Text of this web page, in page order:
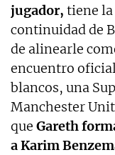
jugador, tiene
continuidad de
de alinearle
encuentro
blancos, una
Manchester
que Gareth
a Karim